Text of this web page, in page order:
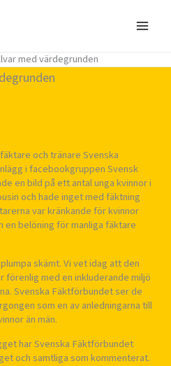
med värdegrunden
och tränare Svenska
i facebookgruppen Svensk
en bild på ett antal unga kvinnor i
och hade inget med fäktning
var kränkande för kvinnor
belöning för manliga fäktare
skämt. Vi vet idag att den
förenlig med en inkluderande miljö
Svenska Fäktförbundet ser de
som en av anledningarna till
än män.
har Svenska Fäktförbundet
och samtliga som kommenterat.